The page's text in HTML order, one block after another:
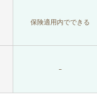
保険適用内でできる
–